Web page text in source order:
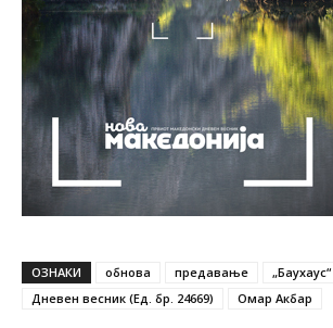
ОЗНАКИ обнова предавање
„Баухаус“
Дневен весник (Ед. бр. 24669)
Омар Акбар